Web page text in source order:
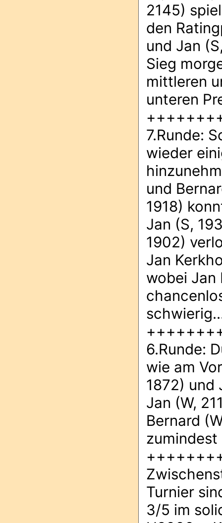
2145)
den
und Jan
Sieg
mittleren
unteren
7.Runde:
wieder
und
1918)
Jan (S,
1902)
Jan
wobei Jan
6.Runde:
wie am
1872) und
Jan (W,
Bernard
Turnier
3/5 im